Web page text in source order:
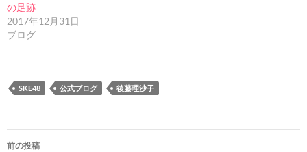
の足跡
2017年12月31日
ブログ
SKE48 公式ブログ 後藤理沙子
投
前の投稿